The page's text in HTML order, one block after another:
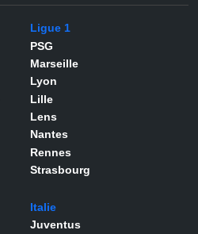
Ligue 1
PSG
Marseille
Lyon
Lille
Lens
Nantes
Rennes
Strasbourg
Italie
Juventus